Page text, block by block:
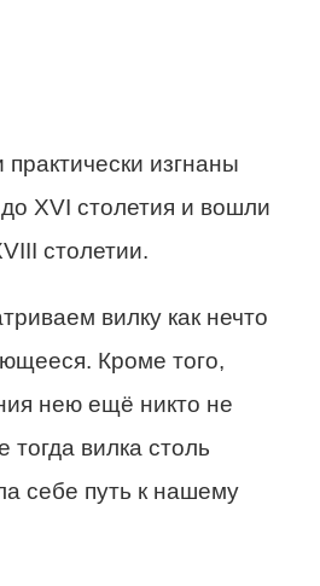
изгнаны
XVI столетия и вошли
столетии.
вилку как нечто
Кроме того,
нею ещё никто не
вилка столь
себе путь к нашему